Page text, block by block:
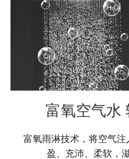
富氧空气水
富氧雨淋技术，将空气
盈、充沛、柔软，